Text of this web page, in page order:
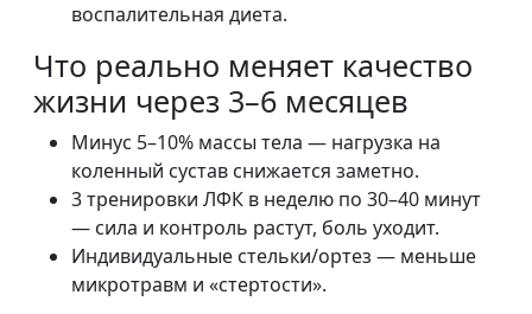
воспалительная диета.
Что реально меняет качество
жизни через 3–6 месяцев
Минус 5–10% массы тела — нагрузка на
коленный сустав снижается заметно.
3 тренировки ЛФК в неделю по 30–40 минут
— сила и контроль растут, боль уходит.
Индивидуальные стельки/ортез — меньше
микротравм и «стертости».